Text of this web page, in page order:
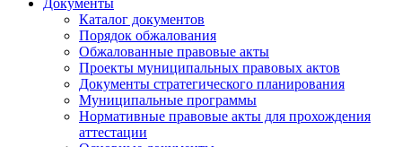
Документы
Каталог документов
Порядок обжалования
Обжалованные правовые акты
Проекты муниципальных правовых актов
Документы стратегического планирования
Муниципальные программы
Нормативные правовые акты для прохождения
аттестации